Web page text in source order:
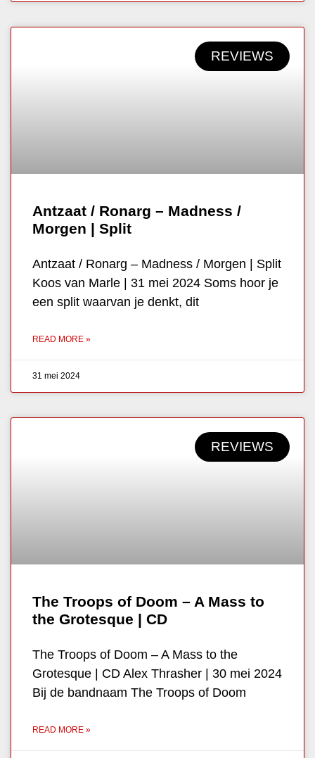
REVIEWS
Antzaat / Ronarg – Madness /
Morgen | Split
Antzaat / Ronarg – Madness / Morgen | Split
Koos van Marle | 31 mei 2024 Soms hoor je
een split waarvan je denkt, dit
READ MORE »
31 mei 2024
REVIEWS
The Troops of Doom – A Mass to
the Grotesque | CD
The Troops of Doom – A Mass to the
Grotesque | CD Alex Thrasher | 30 mei 2024
Bij de bandnaam The Troops of Doom
READ MORE »